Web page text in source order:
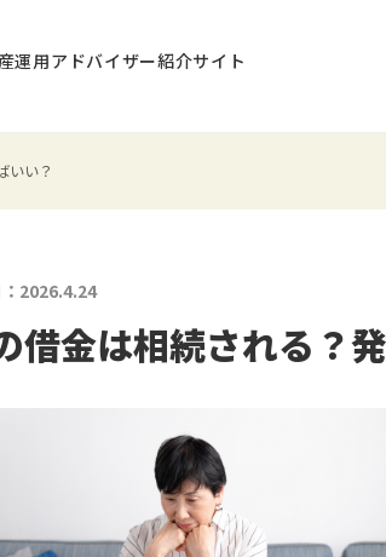
運用アドバイザー紹介サイト
いい？
2026.4.24
借金は相続される？